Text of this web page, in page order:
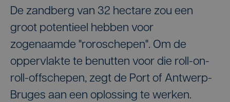
De zandberg van 32 hectare zou een
groot potentieel hebben voor
zogenaamde "roroschepen". Om de
oppervlakte te benutten voor die roll-on-
roll-offschepen, zegt de Port of Antwerp-
Bruges aan een oplossing te werken.